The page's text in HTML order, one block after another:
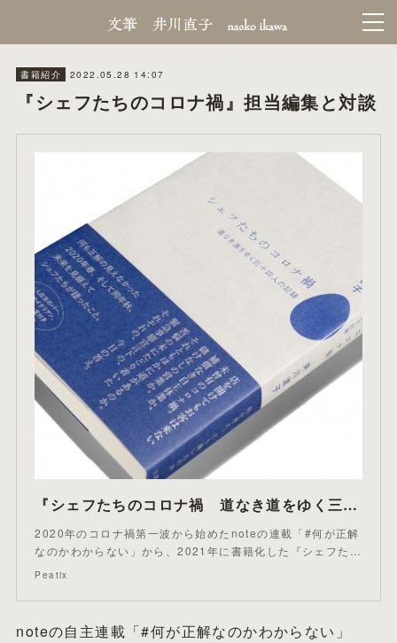
書籍紹介 2022.05.28 14:07
『シェフたちのコロナ禍』担当編集と対談
『シェフたちのコロナ禍 道なき道をゆく三十四人の記録』食生活ジャーナリスト大賞受賞記念★井川直子ｘ鳥嶋七実ｘ小山伸二★
2020年のコロナ禍第一波から始めたnoteの連載「#何が正解
なのかわからない」から、2021年に書籍化した『シェフた…
Peatix
noteの自主連載「#何が正解なのかわからない」